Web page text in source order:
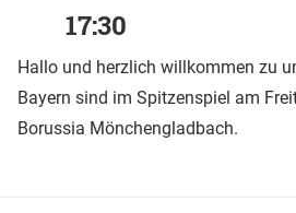
17:30
Hallo und herzlich willkommen zu
Bayern sind im Spitzenspiel am
Borussia Mönchengladbach.